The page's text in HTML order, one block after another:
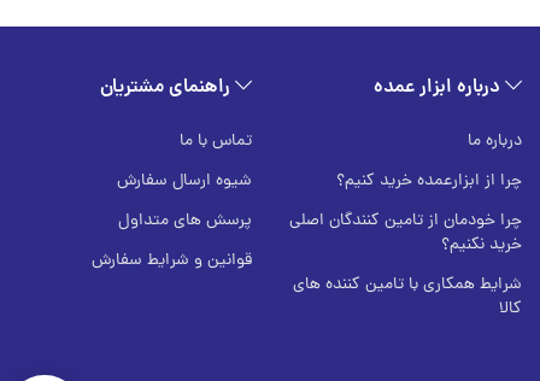
درباره ابزار عمده
درباره ما
چرا از ابزارعمده خرید کنیم؟
چرا خودمان از تامین کنندگان اصلی
خرید نکنیم؟
شرایط همکاری با تامین کننده های
کالا
راهنمای مشتریان
تماس با ما
شیوه ارسال سفارش
پرسش های متداول
قوانین و شرایط سفارش